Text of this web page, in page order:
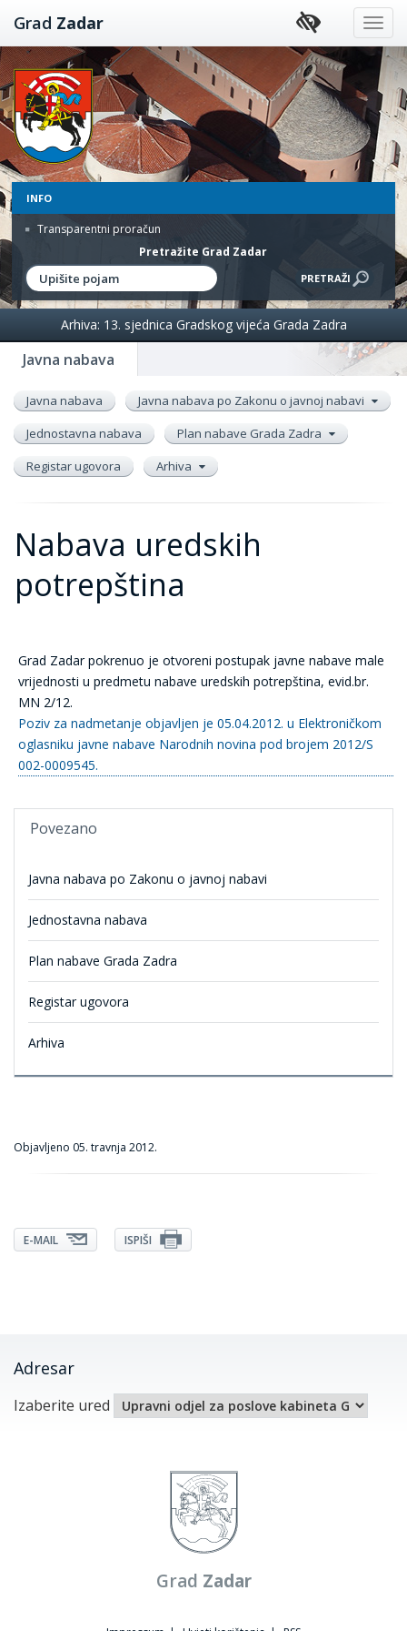
Preskoči
na
sadržaj
Grad Zadar
INFO
Transparentni proračun
Pretražite Grad Zadar
Javna nabava
Arhiva: 13. sjednica Gradskog vijeća Grada Zadra
Javna nabava
Javna nabava po Zakonu o javnoj nabavi
Jednostavna nabava
Plan nabave Grada Zadra
Registar ugovora
Arhiva
Nabava uredskih
potrepština
Grad Zadar pokrenuo je otvoreni postupak javne nabave male
vrijednosti u predmetu nabave uredskih potrepština, evid.br.
MN 2/12.
Poziv za nadmetanje objavljen je 05.04.2012. u Elektroničkom
oglasniku javne nabave Narodnih novina pod brojem 2012/S
002-0009545.
Povezano
Javna nabava po Zakonu o javnoj nabavi
Jednostavna nabava
Plan nabave Grada Zadra
Registar ugovora
Arhiva
Objavljeno 05. travnja 2012.
E-MAIL ISPIŠI
Adresar
Izaberite ured
Grad Zadar